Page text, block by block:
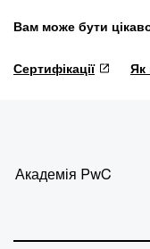
Вам може бути
Сертифікації Як
Академія PwC